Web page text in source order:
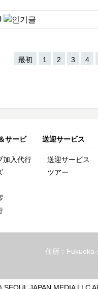
最初 1 2 3 4
サービ
加入代行
送迎サービス
送迎サービス
ツアー
住所：